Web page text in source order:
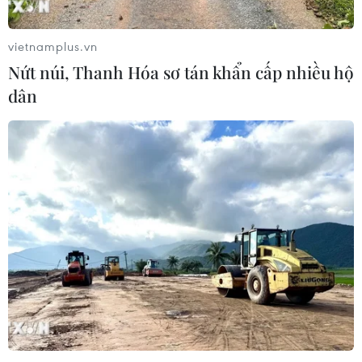
bang Zamfara
03/08/2026 11:32
Châu Phi tận dụng lợi thế quang điện
cho ngành xe điện
03/08/2026 09:46
Động đất mạnh làm rung chuyển
nhiều khu vực tại Ai Cập
03/08/2026 03:11
90 người thiệt mạng trong khủng
hoảng di cư tại Ceuta
vietnamplus.vn
Nứt núi, Thanh Hóa sơ tán khẩn cấp nhiều hộ
dân